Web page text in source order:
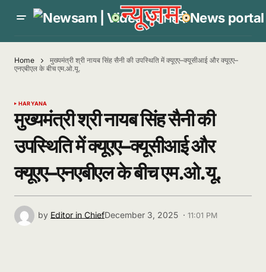
Home
मुख्यमंत्री श्री नायब सिंह सैनी की उपस्थिति में क्यूएए–क्यूसीआई और क्यूएए–
एनएबीएल के बीच एम.ओ.यू.
HARYANA
मुख्यमंत्री श्री नायब सिंह सैनी की
उपस्थिति में क्यूएए–क्यूसीआई और
क्यूएए–एनएबीएल के बीच एम.ओ.यू.
by Editor in ChiefDecember 3, 2025 · 11:01 PM